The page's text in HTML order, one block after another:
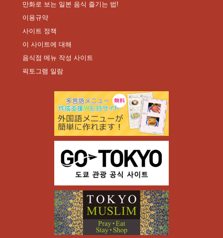
만화로 보는 일본 음식 즐기는 법!
이용규약
사이트 정책
이 사이트에 대해
음식점 메뉴 작성 사이트
픽토그램 일람